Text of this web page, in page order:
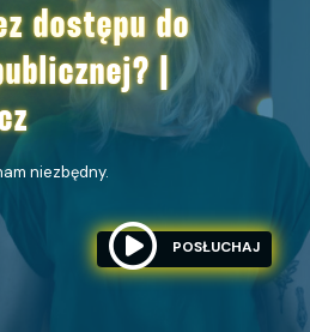
dostępu do
|
niezbędny.
POSŁUCHAJ